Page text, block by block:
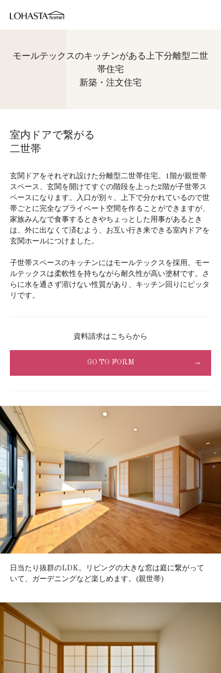
モールテックスのキッチンがある上下分離型二世
帯住宅
新築・注文住宅
室内ドアで繋がる
二世帯
玄関ドアをそれぞれ設けた分離型二世帯住宅。1階が親世帯
スペース、玄関を開けてすぐの階段を上った2階が子世帯ス
ペースになります。入口が別々、上下で分かれているので世
帯ごとに完全なプライベート空間を作ることができますが、
家族みんなで食事するときやちょっとした用事があるとき
は、外に出なくて済むよう、お互い行き来できる室内ドアを
玄関ホールにつけました。
子世帯スペースのキッチンにはモールテックスを採用。モー
ルテックスは柔軟性を持ちながら耐久性が高い塗材です。さ
らに水を通さず溶けない性質があり、キッチン回りにピッタ
リです。
資料請求はこちらから
GO TO FORM →
日当たり抜群のLDK。リビングの大きな窓は庭に繋がって
いて、ガーデニングなど楽しめます。(親世帯)